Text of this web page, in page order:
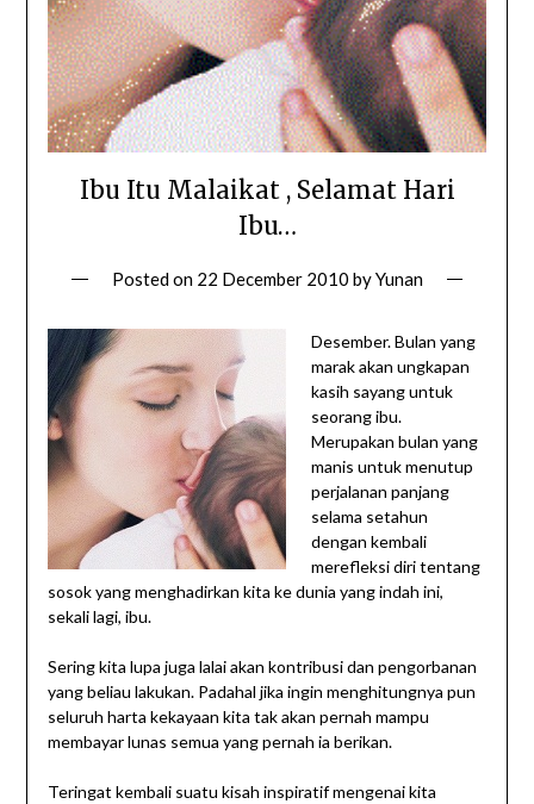
Ibu Itu Malaikat , Selamat Hari
Ibu…
Posted on 22 December 2010 byYunan
Desember. Bulan yang
marak akan ungkapan
kasih sayang untuk
seorang ibu.
Merupakan bulan yang
manis untuk menutup
perjalanan panjang
selama setahun
dengan kembali
merefleksi diri tentang
sosok yang menghadirkan kita ke dunia yang indah ini,
sekali lagi, ibu.
Sering kita lupa juga lalai akan kontribusi dan pengorbanan
yang beliau lakukan. Padahal jika ingin menghitungnya pun
seluruh harta kekayaan kita tak akan pernah mampu
membayar lunas semua yang pernah ia berikan.
Teringat kembali suatu kisah inspiratif mengenai kita